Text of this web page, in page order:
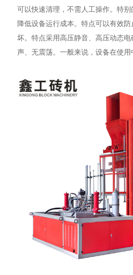
可以快速清理，不需人工操作。特
降低设备运行成本。特点可以有效
坏。特点采用高压静音、高压动态
声、无震荡。一般来说，设备在使用